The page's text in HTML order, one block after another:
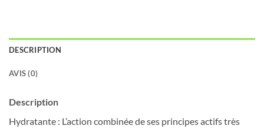
DESCRIPTION
AVIS (0)
Description
Hydratante : L’action combinée de ses principes actifs très